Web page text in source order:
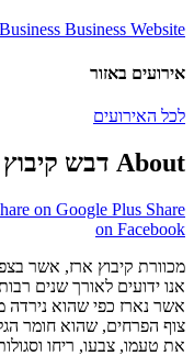
Business Website
אירועים באזור
לכל האירועים
About דבש קיבוץ ארז
on Google Plus Share
on Facebook
מכוורת קיבוץ ארז, אשר בצפון
אנו ידועים לאורך שנים
אשר נארז כפי שהוא
צוף הפרחים, שהוא חומר
את טעמו, צבעו, ריחו